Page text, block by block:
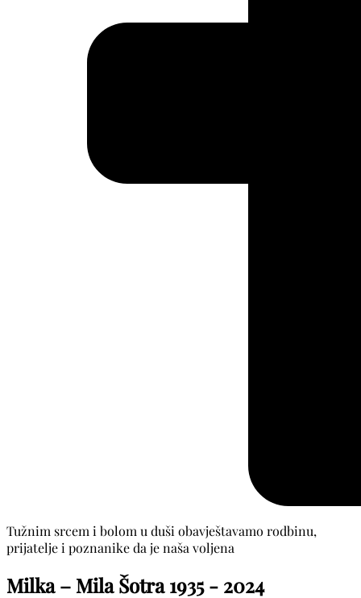
Tužnim srcem i bolom u duši obavještavamo rodbinu,
prijatelje i poznanike da je naša voljena
Milka – Mila Šotra1935 - 2024